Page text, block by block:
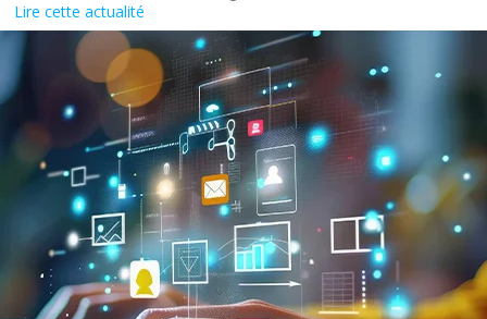
Lire cette actualité